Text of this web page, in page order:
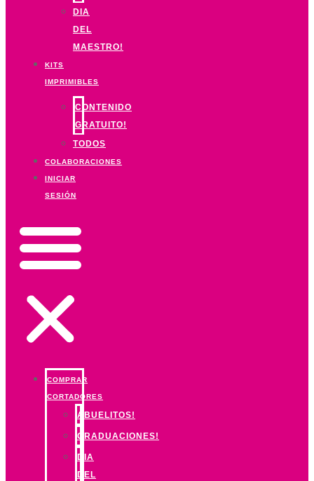
DIA
DEL
MAESTRO!
KITS
IMPRIMIBLES
CONTENIDO
GRATUITO!
TODOS
COLABORACIONES
INICIAR
SESIÓN
COMPRAR
CORTADORES
ABUELITOS!
GRADUACIONES!
DIA
DEL